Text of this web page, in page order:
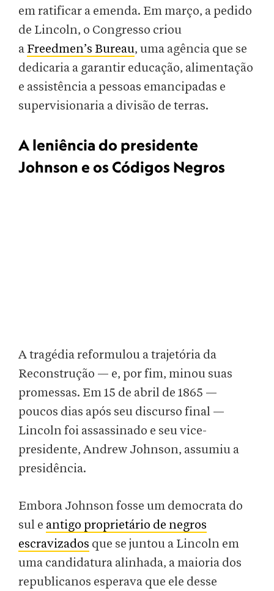
em ratificar a emenda. Em março, a pedido
de Lincoln, o Congresso criou
a Freedmen’s Bureau, uma agência que se
dedicaria a garantir educação, alimentação
e assistência a pessoas emancipadas e
supervisionaria a divisão de terras.
A leniência do presidente
Johnson e os Códigos Negros
A tragédia reformulou a trajetória da
Reconstrução — e, por fim, minou suas
promessas. Em 15 de abril de 1865 —
poucos dias após seu discurso final —
Lincoln foi assassinado e seu vice-
presidente, Andrew Johnson, assumiu a
presidência.
Embora Johnson fosse um democrata do
sul e antigo proprietário de negros
escravizados que se juntou a Lincoln em
uma candidatura alinhada, a maioria dos
republicanos esperava que ele desse